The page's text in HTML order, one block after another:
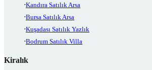
Kandıra Satılık Arsa
Bursa Satılık Arsa
Kuşadası Satılık Yazlık
Bodrum Satılık Villa
Kiralık